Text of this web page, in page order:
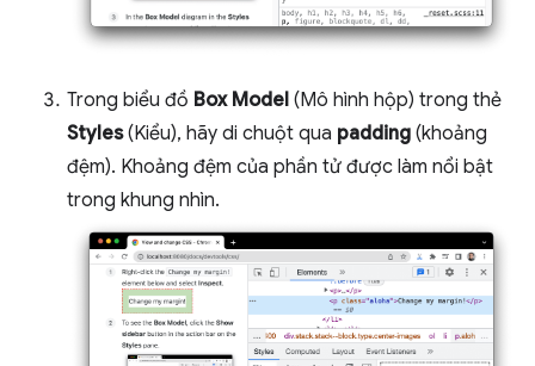
Trong biểu đồ Box Model (Mô hình hộp) trong thẻ
Styles(Kiểu), hãy di chuột qua padding (khoảng
đệm). Khoảng đệm của phần tử được làm nổi bật
trong khung nhìn.